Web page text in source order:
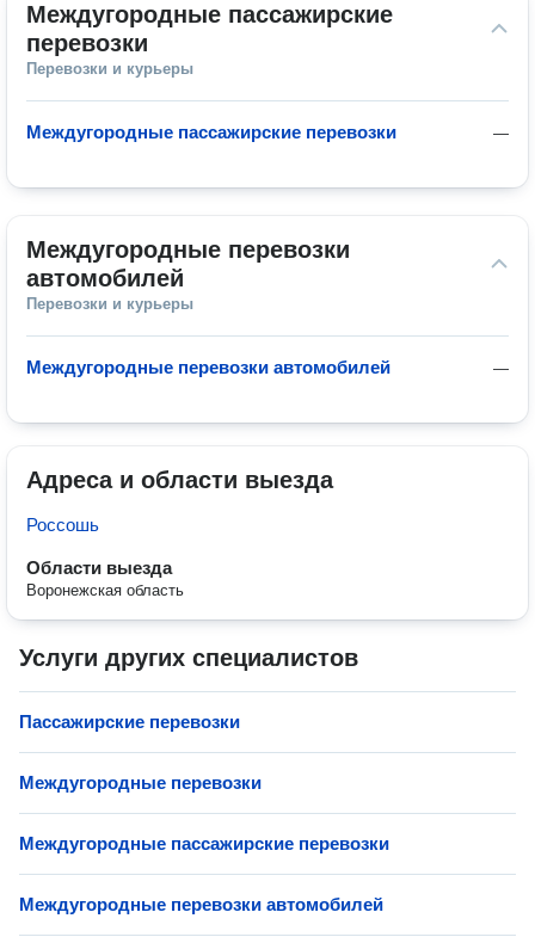
Междугородные пассажирские
перевозки
Перевозки и курьеры
—
Междугородные пассажирские перевозки
Междугородные перевозки
автомобилей
Перевозки и курьеры
—
Междугородные перевозки автомобилей
Адреса и области выезда
Россошь
Области выезда
Воронежская область
Услуги других специалистов
Пассажирские перевозки
Междугородные перевозки
Междугородные пассажирские перевозки
Междугородные перевозки автомобилей